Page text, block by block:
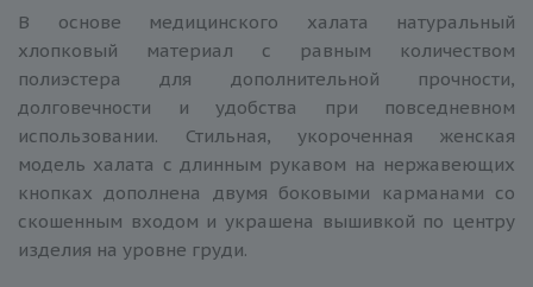
В основе медицинского халата натуральный
хлопковый материал с равным количеством
полиэстера для дополнительной прочности,
долговечности и удобства при повседневном
использовании. Стильная, укороченная женская
модель халата с длинным рукавом на нержавеющих
кнопках дополнена двумя боковыми карманами со
скошенным входом и украшена вышивкой по центру
изделия на уровне груди.